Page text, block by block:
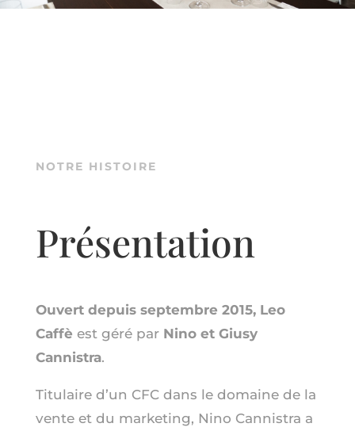
NOTRE HISTOIRE
Présentation
Ouvert depuis septembre 2015, Leo
Caffè est géré par Nino et Giusy
Cannistra.
Titulaire d’un CFC dans le domaine de la
vente et du marketing, Nino Cannistra a